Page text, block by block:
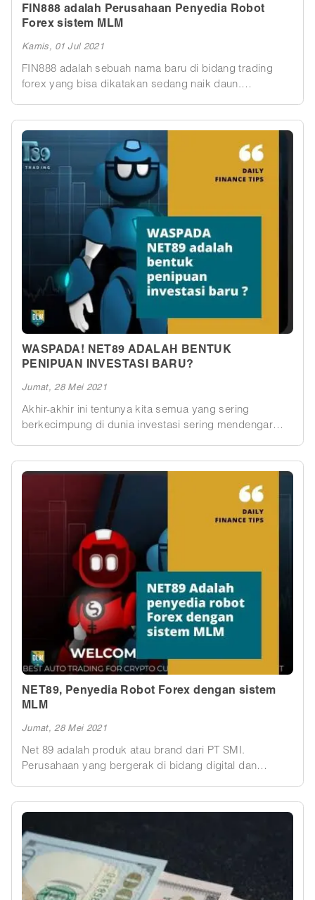
FIN888 adalah Perusahaan Penyedia Robot
Forex sistem MLM
Kamis, 01 Jul 2021
FIN888 adalah sebuah nama baru di bidang trading
forex yang bisa dikatakan sedang naik daun.
yang digunakan untuk menggambarkan trading forex
atau trading pasangan mata uang. Apabila anda belum
mengenal forex sebelumnya kami juga memberikan
penjelasan dasar, singkat, padat mengenai trading
forex yang dapat anda peroleh secara gratis dan
download disini.
WASPADA! NET89 ADALAH BENTUK
PENIPUAN INVESTASI BARU?
Jumat, 28 Mei 2021
Akhir-akhir ini tentunya kita semua yang sering
berkecimpung di dunia investasi sering mendengar
investasinya cukup menggiurkan. Kami dengar banyak
juga yang sudah menjual aset mereka guna ikut masuk
ke dalam program investasi ini. Apakah ini investasi
NET89, Penyedia Robot Forex dengan sistem
MLM
Jumat, 28 Mei 2021
Net 89 adalah produk atau brand dari PT SMI.
Perusahaan yang bergerak di bidang digital dan
menggambarkan trading forex atau trading mata uang.